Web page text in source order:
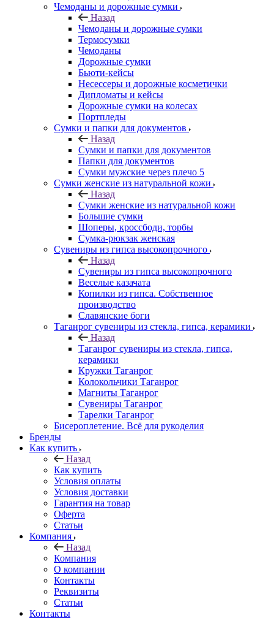
Чемоданы и дорожные сумки
Назад
Чемоданы и дорожные сумки
Термосумки
Чемоданы
Дорожные сумки
Бьюти-кейсы
Несессеры и дорожные косметички
Дипломаты и кейсы
Дорожные сумки на колесах
Портпледы
Сумки и папки для документов
Назад
Сумки и папки для документов
Папки для документов
Сумки мужские через плечо 5
Сумки женские из натуральной кожи
Назад
Сумки женские из натуральной кожи
Большие сумки
Шоперы, кроссбоди, торбы
Сумка-рюкзак женская
Сувениры из гипса высокопрочного
Назад
Сувениры из гипса высокопрочного
Веселые казачата
Копилки из гипса. Собственное
производство
Славянские боги
Таганрог сувениры из стекла, гипса, керамики
Назад
Таганрог сувениры из стекла, гипса,
керамики
Кружки Таганрог
Колокольчики Таганрог
Магниты Таганрог
Сувениры Таганрог
Тарелки Таганрог
Бисероплетение. Всё для рукоделия
Бренды
Как купить
Назад
Как купить
Условия оплаты
Условия доставки
Гарантия на товар
Оферта
Статьи
Компания
Назад
Компания
О компании
Контакты
Реквизиты
Статьи
Контакты